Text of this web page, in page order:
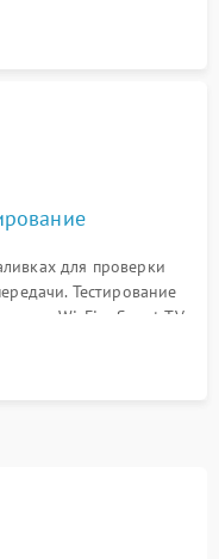
обеспечения.
для проверки
Тестирование
Wi-Fi и Smart TV
часов.